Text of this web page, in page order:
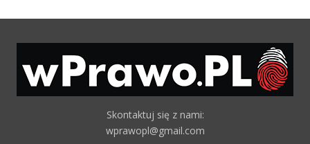
Skontaktuj się z nami:
wprawopl@gmail.com